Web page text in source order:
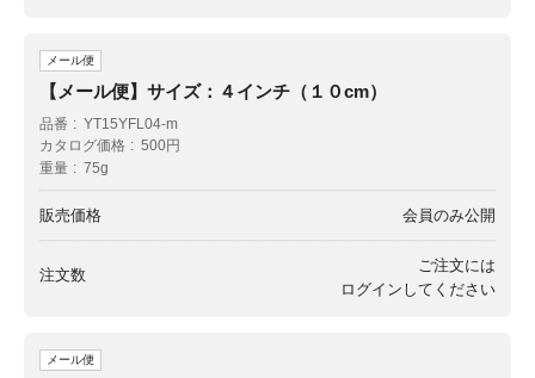
メール便
【メール便】サイズ：４インチ（１０cm）
品番
YT15YFL04-m
カタログ価格
500円
重量
75g
販売価格 会員のみ公開
注文数
ご注文には
ログイン してください
メール便